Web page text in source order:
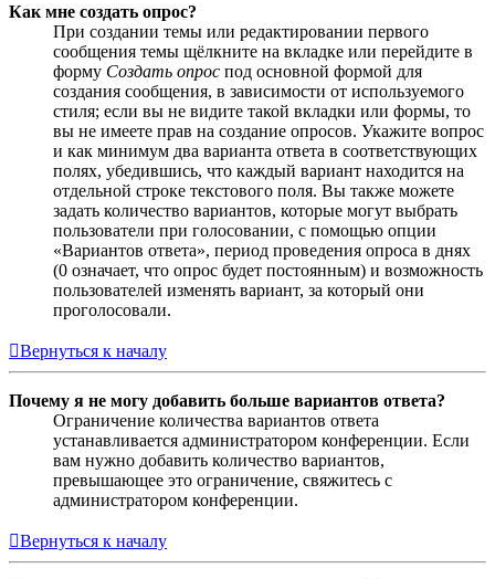
Как мне создать опрос?
При создании темы или редактировании первого
сообщения темы щёлкните на вкладке или перейдите в
форму Создать опрос под основной формой для
создания сообщения, в зависимости от используемого
стиля; если вы не видите такой вкладки или формы, то
вы не имеете прав на создание опросов. Укажите вопрос
и как минимум два варианта ответа в соответствующих
полях, убедившись, что каждый вариант находится на
отдельной строке текстового поля. Вы также можете
задать количество вариантов, которые могут выбрать
пользователи при голосовании, с помощью опции
«Вариантов ответа», период проведения опроса в днях
(0 означает, что опрос будет постоянным) и возможность
пользователей изменять вариант, за который они
проголосовали.
Вернуться к началу
Почему я не могу добавить больше вариантов ответа?
Ограничение количества вариантов ответа
устанавливается администратором конференции. Если
вам нужно добавить количество вариантов,
превышающее это ограничение, свяжитесь с
администратором конференции.
Вернуться к началу